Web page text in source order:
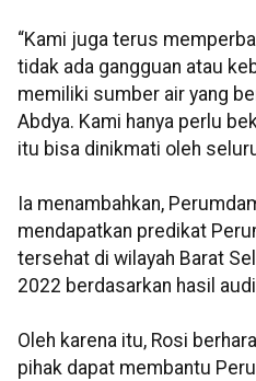
“Kami juga terus
tidak ada gangguan atau
memiliki sumber air yang
Abdya. Kami hanya perlu
itu bisa dinikmati oleh
Ia menambahkan,
mendapatkan predikat
tersehat di wilayah Barat
2022 berdasarkan hasil
Oleh karena itu, Rosi
pihak dapat membantu